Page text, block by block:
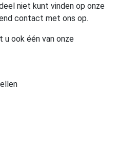
niet kunt vinden op onze
contact met ons op.
u ook één van onze